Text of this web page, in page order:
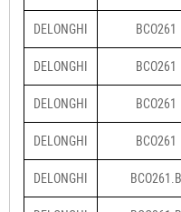
DELONGHI BCO261
DELONGHI BCO261
DELONGHI BCO261
DELONGHI BCO261
DELONGHI BCO261.B